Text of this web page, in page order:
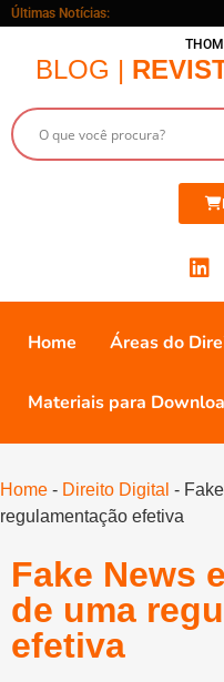
Últimas Notícias:
BLOG |
Home Áreas do
Materiais para
Home - Direito Digital -
regulamentação efetiva
Fake News
de uma
efetiva